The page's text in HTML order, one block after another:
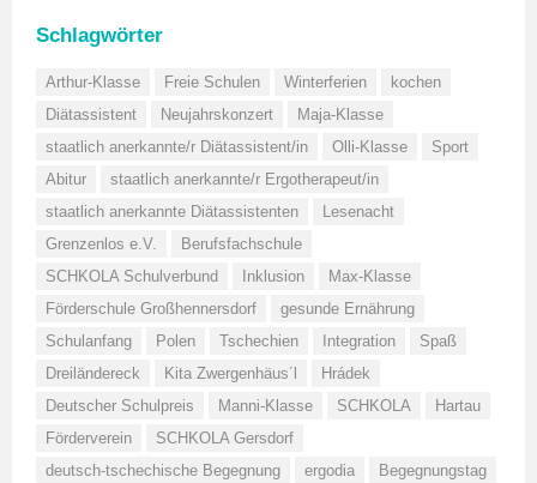
Schlagwörter
Arthur-Klasse Freie Schulen Winterferien
kochen
Diätassistent
Neujahrskonzert
Maja-Klasse
staatlich anerkannte/r Diätassistent/in
Olli-Klasse
Sport
Abitur
staatlich anerkannte/r Ergotherapeut/in
staatlich anerkannte Diätassistenten
Lesenacht
Grenzenlos e.V.
Berufsfachschule
SCHKOLA Schulverbund
Inklusion
Max-Klasse
Förderschule Großhennersdorf
gesunde Ernährung
Schulanfang
Polen Tschechien Integration
Spaß
Dreiländereck
Kita Zwergenhäus´l
Hrádek
Deutscher Schulpreis
Manni-Klasse SCHKOLA
Hartau
Förderverein
SCHKOLA Gersdorf
deutsch-tschechische Begegnung
ergodia
Begegnungstag